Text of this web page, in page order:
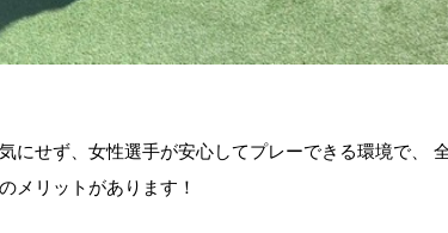
にせず、女性選手が安心してプレーできる環境で、
メリットがあります！